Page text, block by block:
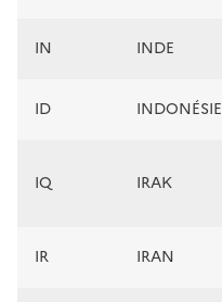
IN INDE
ID INDONÉSIE
IQ IRAK
IR IRAN